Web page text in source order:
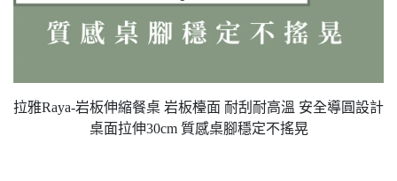
拉雅Raya-岩板伸縮餐桌 岩板檯面 耐刮耐高溫 安全導圓設計
桌面拉伸30cm 質感桌腳穩定不搖晃